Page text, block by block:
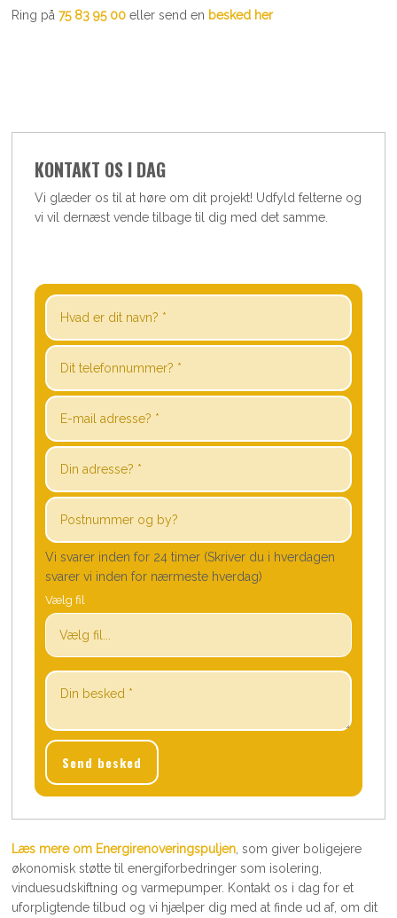
Ring på 75 83 95 00eller send en besked her
KONTAKT OS I DAG
​Vi glæder os til at høre om dit projekt! Udfyld felterne og
vi vil dernæst vende tilbage til dig med det samme.
Vi svarer inden for 24 timer (Skriver du i hverdagen
svarer vi inden for nærmeste hverdag)
Vælg fil
Læs mere om ​Energirenoveringspuljen, som giver boligejere
økonomisk støtte til energiforbedringer som isolering,
vinduesudskiftning og varmepumper. Kontakt os i dag for et
uforpligtende tilbud og vi hjælper dig med at finde ud af, om dit